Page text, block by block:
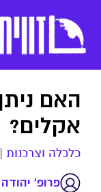
האם
אקלים?
כלכלה וצרכנות |
פרופ' יהודה